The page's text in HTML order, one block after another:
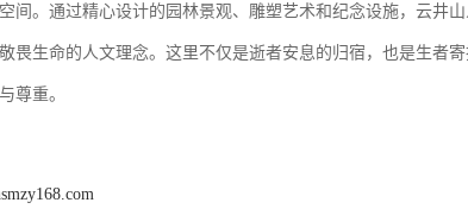
间。通过精心设计的园林景观、雕塑艺术和纪念设施，云井
畏生命的人文理念。这里不仅是逝者安息的归宿，也是生者
尊重。